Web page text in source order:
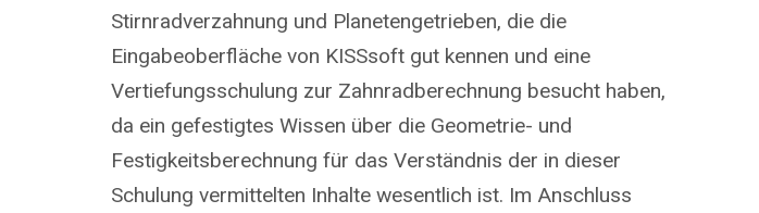
Stirnradverzahnung und Planetengetrieben, die die
Eingabeoberfläche von KISSsoft gut kennen und eine
Vertiefungsschulung zur Zahnradberechnung besucht haben,
da ein gefestigtes Wissen über die Geometrie- und
Festigkeitsberechnung für das Verständnis der in dieser
Schulung vermittelten Inhalte wesentlich ist. Im Anschluss